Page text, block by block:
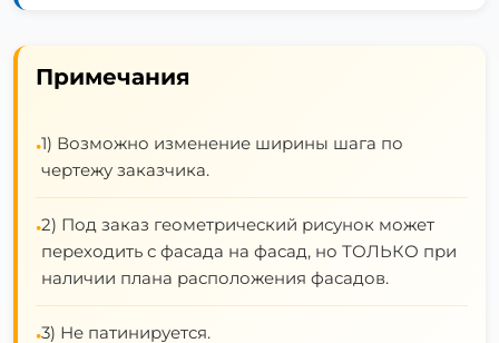
Примечания
•1) Возможно изменение ширины шага по
чертежу заказчика.
•2) Под заказ геометрический рисунок может
переходить с фасада на фасад, но ТОЛЬКО при
наличии плана расположения фасадов.
•3) Не патинируется.